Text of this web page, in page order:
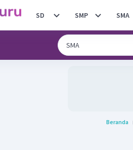
SD SMP SMA
Beranda